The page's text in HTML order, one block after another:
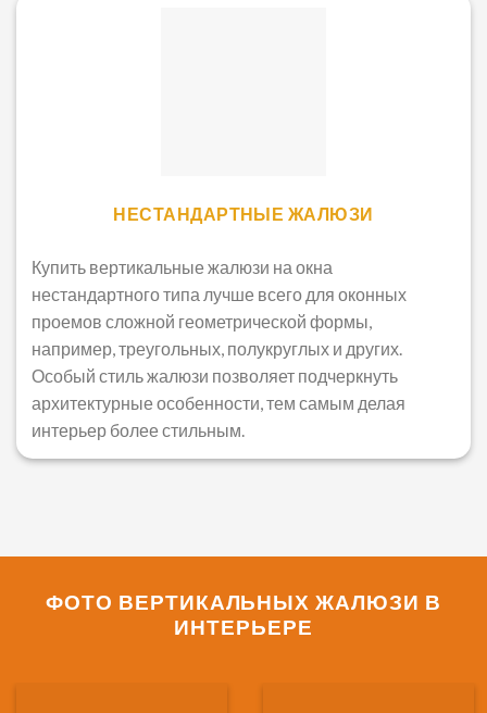
НЕСТАНДАРТНЫЕ ЖАЛЮЗИ
Купить вертикальные жалюзи на окна
нестандартного типа лучше всего для оконных
проемов сложной геометрической формы,
например, треугольных, полукруглых и других.
Особый стиль жалюзи позволяет подчеркнуть
архитектурные особенности, тем самым делая
интерьер более стильным.
ФОТО ВЕРТИКАЛЬНЫХ ЖАЛЮЗИ В
ИНТЕРЬЕРЕ